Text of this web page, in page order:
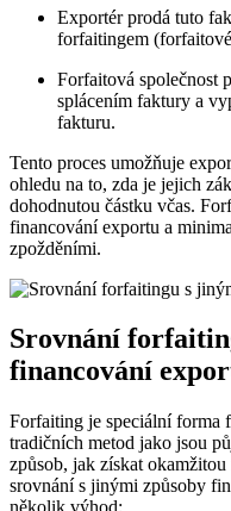
Exportér prodá tuto
forfaitingem
Forfaitová společnost
splácením faktury a
fakturu.
Tento proces umožňuje
ohledu na to, zda je jejich
dohodnutou částku včas.
financování exportu a
zpožděními.
Srovnání
financování
Forfaiting je speciální forma
tradičních metod jako jsou
způsob, jak získat
srovnání s jinými způsoby